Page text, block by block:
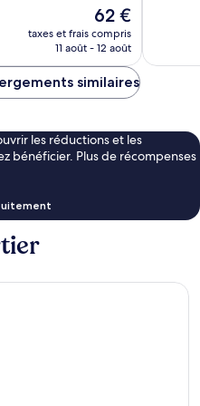
Le
nouveau
prix
de
62 €
taxes et frais compris
11 août - 12 août
similaires
les réductions et les
bénéficier. Plus de récompenses